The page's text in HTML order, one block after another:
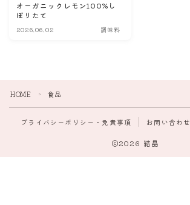
ヘアケア
オーガニックレモン100%し
ぼりたて
2026.06.02 調味料
HOME ＞ 食品
プライバシーポリシー・免責事項 お問い合わせ
2026 結晶